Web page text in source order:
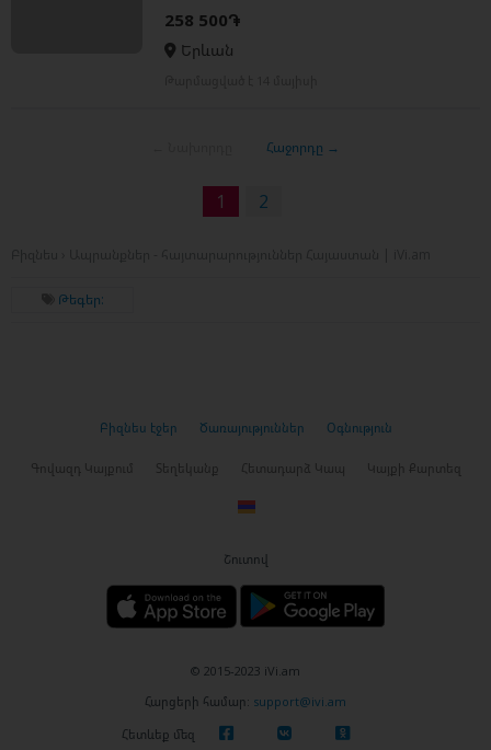
258 500֏
Երևան
Հաջորդը →
1 2
Թեգեր:
Բիզնես էջեր Ծառայություններ Օգնություն
Գովազդ Կայքում Տեղեկանք Հետադարձ Կապ Կայքի Քարտեզ
Շուտով
© 2015-2023 iVi.am
Հարցերի համար: support@ivi.am
Հետևեք մեզ